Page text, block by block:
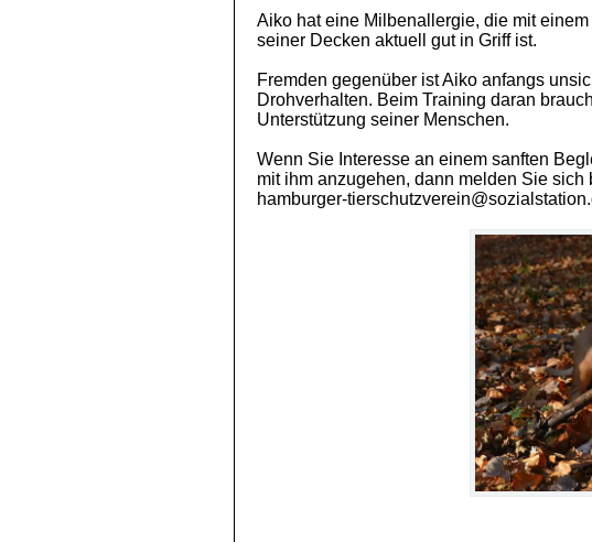
Aiko hat eine Milbenallergie, die mit
seiner Decken aktuell gut in Griff ist.
Fremden gegenüber ist Aiko anfangs
Drohverhalten. Beim Training daran
Unterstützung seiner Menschen.
Wenn Sie Interesse an einem sanften
mit ihm anzugehen, dann melden Sie
hamburger-